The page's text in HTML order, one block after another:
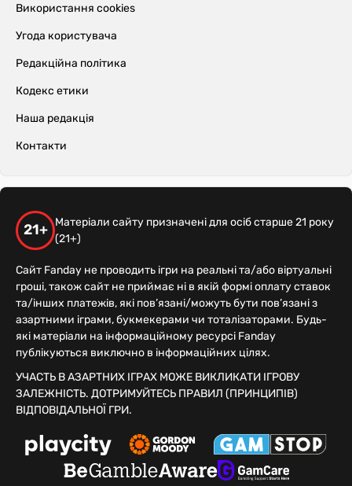
Використання cookies
Угода користувача
Редакційна політика
Кодекс етики
Наша редакція
Контакти
21+
Матеріали сайту призначені для осіб старше 21 року
(21+)
Сайт Fanday не проводить ігри на реальні та/або віртуальні
гроші, також сайт не приймає ні в якій формі оплату ставок
та/інших платежів, які пов’язані/можуть бути пов’язані з
азартними іграми, букмекерами чи тоталізаторами. Будь-
які матеріали на інформаційному ресурсі Fanday
публікуються виключно в інформаційних цілях.
УЧАСТЬ В АЗАРТНИХ ІГРАХ МОЖЕ ВИКЛИКАТИ ІГРОВУ
ЗАЛЕЖНІСТЬ. ДОТРИМУЙТЕСЬ ПРАВИЛ (ПРИНЦИПІВ)
ВІДПОВІДАЛЬНОЇ ГРИ.